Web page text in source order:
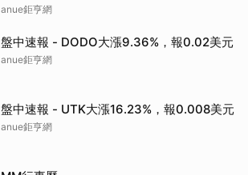
anue鉅亨網
盤中速報 - DODO大漲9.36%，報0.02美元
anue鉅亨網
盤中速報 - UTK大漲16.23%，報0.008美元
anue鉅亨網